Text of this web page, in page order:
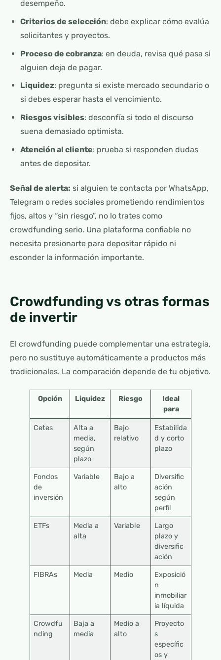
desempeño.
Criterios de selección: debe explicar cómo evalúa
solicitantes y proyectos.
Proceso de cobranza: en deuda, revisa qué pasa si
alguien deja de pagar.
Liquidez: pregunta si existe mercado secundario o
si debes esperar hasta el vencimiento.
Riesgos visibles: desconfía si todo el discurso
suena demasiado optimista.
Atención al cliente: prueba si responden dudas
antes de depositar.
Señal de alerta: si alguien te contacta por WhatsApp,
Telegram o redes sociales prometiendo rendimientos
fijos, altos y “sin riesgo”, no lo trates como
crowdfunding serio. Una plataforma confiable no
necesita presionarte para depositar rápido ni
esconder la información importante.
Crowdfunding vs otras formas
de invertir
El crowdfunding puede complementar una estrategia,
pero no sustituye automáticamente a productos más
tradicionales. La comparación depende de tu objetivo.
Opción Liquidez Riesgo
Ideal
para
Cetes
Alta a
media,
según
plazo
Bajo
relativo
Estabilida
d y corto
plazo
Fondos
de
inversión
Variable
Bajo a
alto
Diversific
ación
según
perfil
ETFs
Media a
alta
Variable
Largo
plazo y
diversific
ación
FIBRAs Media Medio
Exposició
n
inmobiliar
ia líquida
Crowdfu
nding
Baja a
media
Medio a
alto
Proyecto
s
específic
os y